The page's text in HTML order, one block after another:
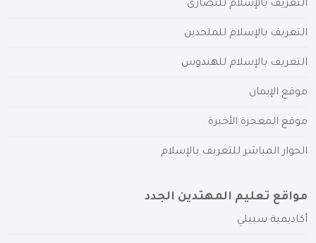
التعريف بالإسلام للنصارى
التعريف بالإسلام للملحدين
التعريف بالإسلام للهندوس
موقع الإيمان
موقع المعجزة الأخيرة
الحوار المباشر للتعريف بالإسلام
مواقع تعليم المهتدين الجدد
أكاديمية سبيلي